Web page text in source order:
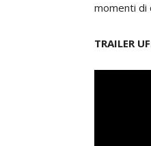
momenti di
TRAILER